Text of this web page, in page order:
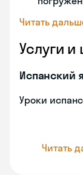
Читать
Услуги и
Испанский
Уроки
Читать